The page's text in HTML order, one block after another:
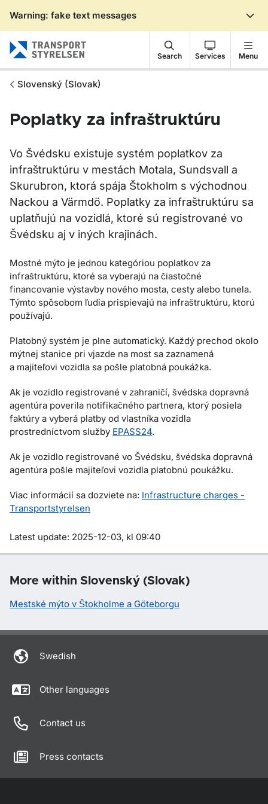
Warning: fake text messages
Search Services Menu
Slovenský (Slovak)
Poplatky za infraštruktúru
Vo Švédsku existuje systém poplatkov za
infraštruktúru v mestách Motala, Sundsvall a
Skurubron, ktorá spája Štokholm s východnou
Nackou a Värmdö. Poplatky za infraštruktúru sa
uplatňujú na vozidlá, ktoré sú registrované vo
Švédsku aj v iných krajinách.
Mostné mýto je jednou kategóriou poplatkov za
infraštruktúru, ktoré sa vyberajú na čiastočné
financovanie výstavby nového mosta, cesty alebo tunela.
Týmto spôsobom ľudia prispievajú na infraštruktúru, ktorú
používajú.
Platobný systém je plne automatický. Každý prechod okolo
mýtnej stanice pri vjazde na most sa zaznamená
a majiteľovi vozidla sa pošle platobná poukážka.
Ak je vozidlo registrované v zahraničí, švédska dopravná
agentúra poverila notifikačného partnera, ktorý posiela
faktúry a vyberá platby od vlastníka vozidla
prostredníctvom služby EPASS24.
Ak je vozidlo registrované vo Švédsku, švédska dopravná
agentúra pošle majiteľovi vozidla platobnú poukážku.
Viac informácií sa dozviete na: Infrastructure charges -
Transportstyrelsen
Om sidan
Latest update: 2025-12-03, kl 09:40
More within Slovenský (Slovak)
Mestské mýto v Štokholme a Göteborgu
Swedish
Other languages
Contact us
Press contacts